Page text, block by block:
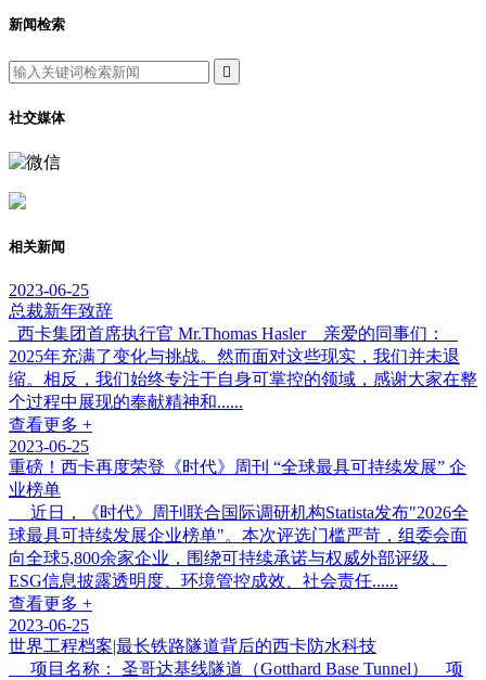
新闻检索

社交媒体
相关新闻
2023-06-25
总裁新年致辞
西卡集团首席执行官 Mr.Thomas Hasler 亲爱的同事们：
2025年充满了变化与挑战。然而面对这些现实，我们并未退
缩。相反，我们始终专注于自身可掌控的领域，感谢大家在整
个过程中展现的奉献精神和......
查看更多 +
2023-06-25
重磅！西卡再度荣登《时代》周刊 “全球最具可持续发展” 企
业榜单
近日，《时代》周刊联合国际调研机构Statista发布"2026全
球最具可持续发展企业榜单"。本次评选门槛严苛，组委会面
向全球5,800余家企业，围绕可持续承诺与权威外部评级、
ESG信息披露透明度、环境管控成效、社会责任......
查看更多 +
2023-06-25
世界工程档案|最长铁路隧道背后的西卡防水科技
项目名称： 圣哥达基线隧道（Gotthard Base Tunnel） 项